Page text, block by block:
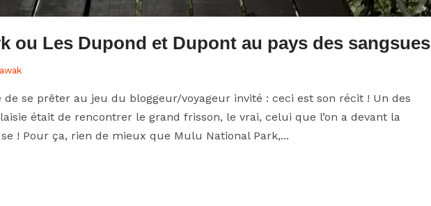
ou Les Dupond et Dupont au pays des sangsues
de se prêter au jeu du bloggeur/voyageur invité : ceci est son récit ! Un des
était de rencontrer le grand frisson, le vrai, celui que l’on a devant la
! Pour ça, rien de mieux que Mulu National Park,...